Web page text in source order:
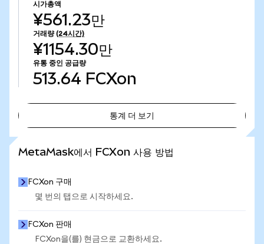
시가총액
¥561.23만
거래량 (24시간)
¥1154.30만
유통 중인 공급량
513.64 FCXon
통계 더 보기
MetaMask에서 FCXon 사용 방법
FCXon 구매
몇 번의 탭으로 시작하세요.
FCXon 판매
FCXon을(를) 현금으로 교환하세요.